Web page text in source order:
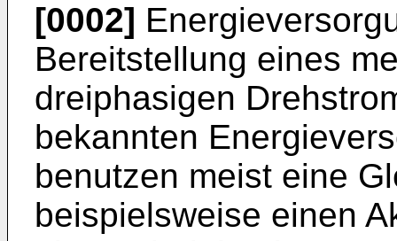
[0002]
Bereitstellung eines
dreiphasigen
bekannten
benutzen meist eine
beispielsweise einen